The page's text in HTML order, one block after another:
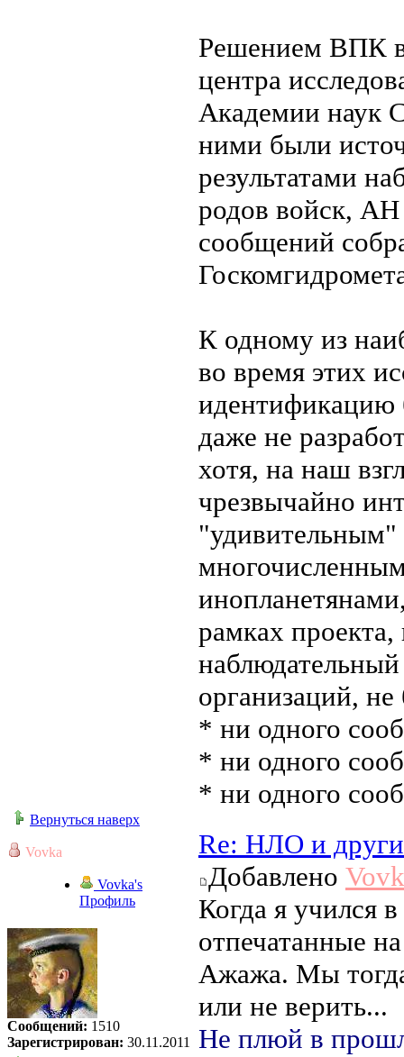
Решением ВПК в
центра
Академии наук
ними были
результатами
родов войск, АН
сообщений
К одному из
во время этих
идентификацию
даже не
хотя, на наш
чрезвычайно
"удивительным"
рамках
организаций,
* ни одного
* ни одного
* ни одного
Вернуться наверх
Vovka
Vovka's
Профиль
Сообщений: 1510
Зарегистрирован: 30.11.2011
Re: НЛО и
Добавлено
Когда я учился
отпечатанные
Ажажа. Мы
или не верить...
Не плюй в